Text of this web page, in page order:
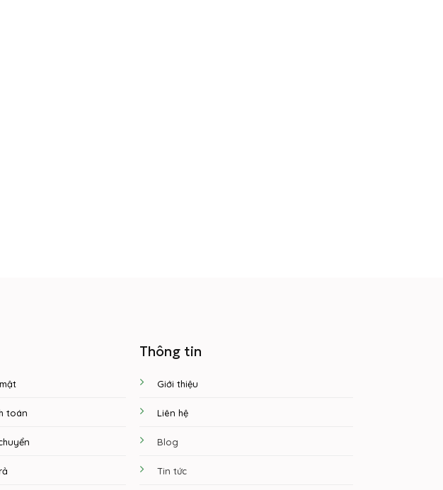
toán
Thông tin
Giới thiệu
Liên hệ
Blog
Tin tức